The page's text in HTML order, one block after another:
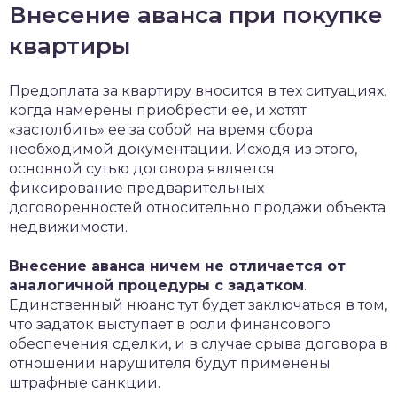
Внесение аванса при покупке
квартиры
Предоплата за квартиру вносится в тех ситуациях,
когда намерены приобрести ее, и хотят
«застолбить» ее за собой на время сбора
необходимой документации. Исходя из этого,
основной сутью договора является
фиксирование предварительных
договоренностей относительно продажи объекта
недвижимости.
Внесение аванса ничем не отличается от
аналогичной процедуры с задатком.
Единственный нюанс тут будет заключаться в том,
что задаток выступает в роли финансового
обеспечения сделки, и в случае срыва договора в
отношении нарушителя будут применены
штрафные санкции.